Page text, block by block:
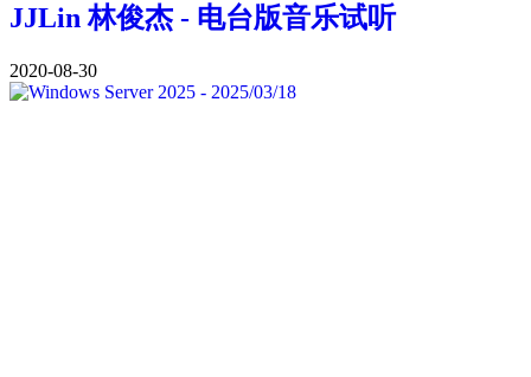
JJLin 林俊杰 - 电台版音乐试听
2020-08-30